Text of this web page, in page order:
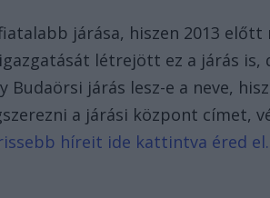
járása, hiszen 2013
létrejött ez a járás is,
Budaörsi járás lesz-e a neve,
a járási központ címet,
híreit ide kattintva éred el.